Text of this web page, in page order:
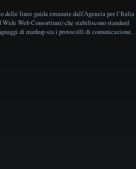
delle linee guida emanate dall’Agenzia per l’Italia
Web Consortium) che stabiliscono standard
di markup sia i protocolli di comunicazione.